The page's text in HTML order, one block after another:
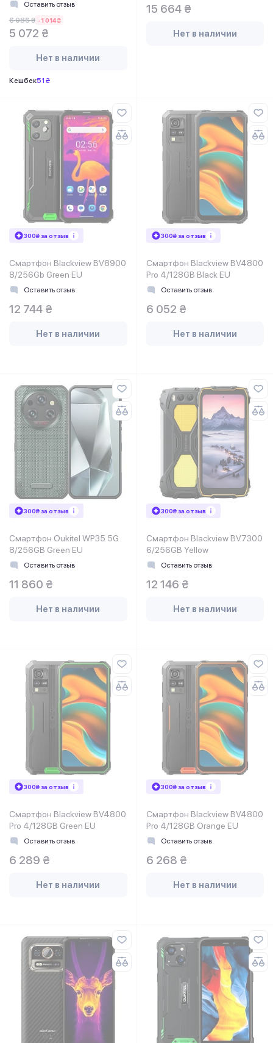
Оставить отзыв
6 086 ₴ -1 014 ₴
5 072 ₴
Нет в наличии
Кешбек51 ₴
15 664 ₴
Нет в наличии
300₴ за отзыв
Смартфон Blackview BV8900
8/256Gb Green EU
Оставить отзыв
12 744 ₴
Нет в наличии
300₴ за отзыв
Смартфон Blackview BV4800
Pro 4/128GB Black EU
Оставить отзыв
6 052 ₴
Нет в наличии
300₴ за отзыв
Смартфон Oukitel WP35 5G
8/256GB Green EU
Оставить отзыв
11 860 ₴
Нет в наличии
300₴ за отзыв
Смартфон Blackview BV7300
6/256GB Yellow
Оставить отзыв
12 146 ₴
Нет в наличии
300₴ за отзыв
Смартфон Blackview BV4800
Pro 4/128GB Green EU
Оставить отзыв
6 289 ₴
Нет в наличии
300₴ за отзыв
Смартфон Blackview BV4800
Pro 4/128GB Orange EU
Оставить отзыв
6 268 ₴
Нет в наличии